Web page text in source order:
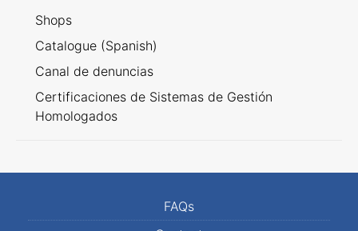
Shops
Catalogue (Spanish)
Canal de denuncias
Certificaciones de Sistemas de Gestión
Homologados
FAQs